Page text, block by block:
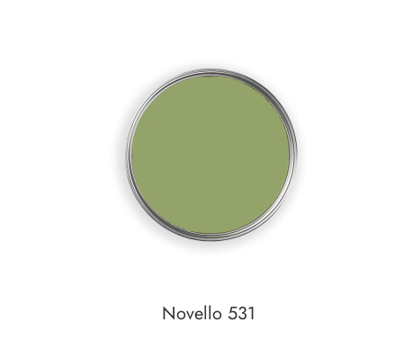
Auf den Wunschzettel
Novello 531